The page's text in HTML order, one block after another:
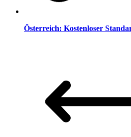
Österreich: Kostenloser